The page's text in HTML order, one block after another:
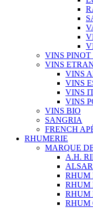
VINS PINOT
VINS
VINS
VINS
VINS
VINS
VINS BIO
SANGRIA
FRENCH
RHUMERIE
MARQUE
A.H.
RHUM
RHUM
RHUM
RHUM